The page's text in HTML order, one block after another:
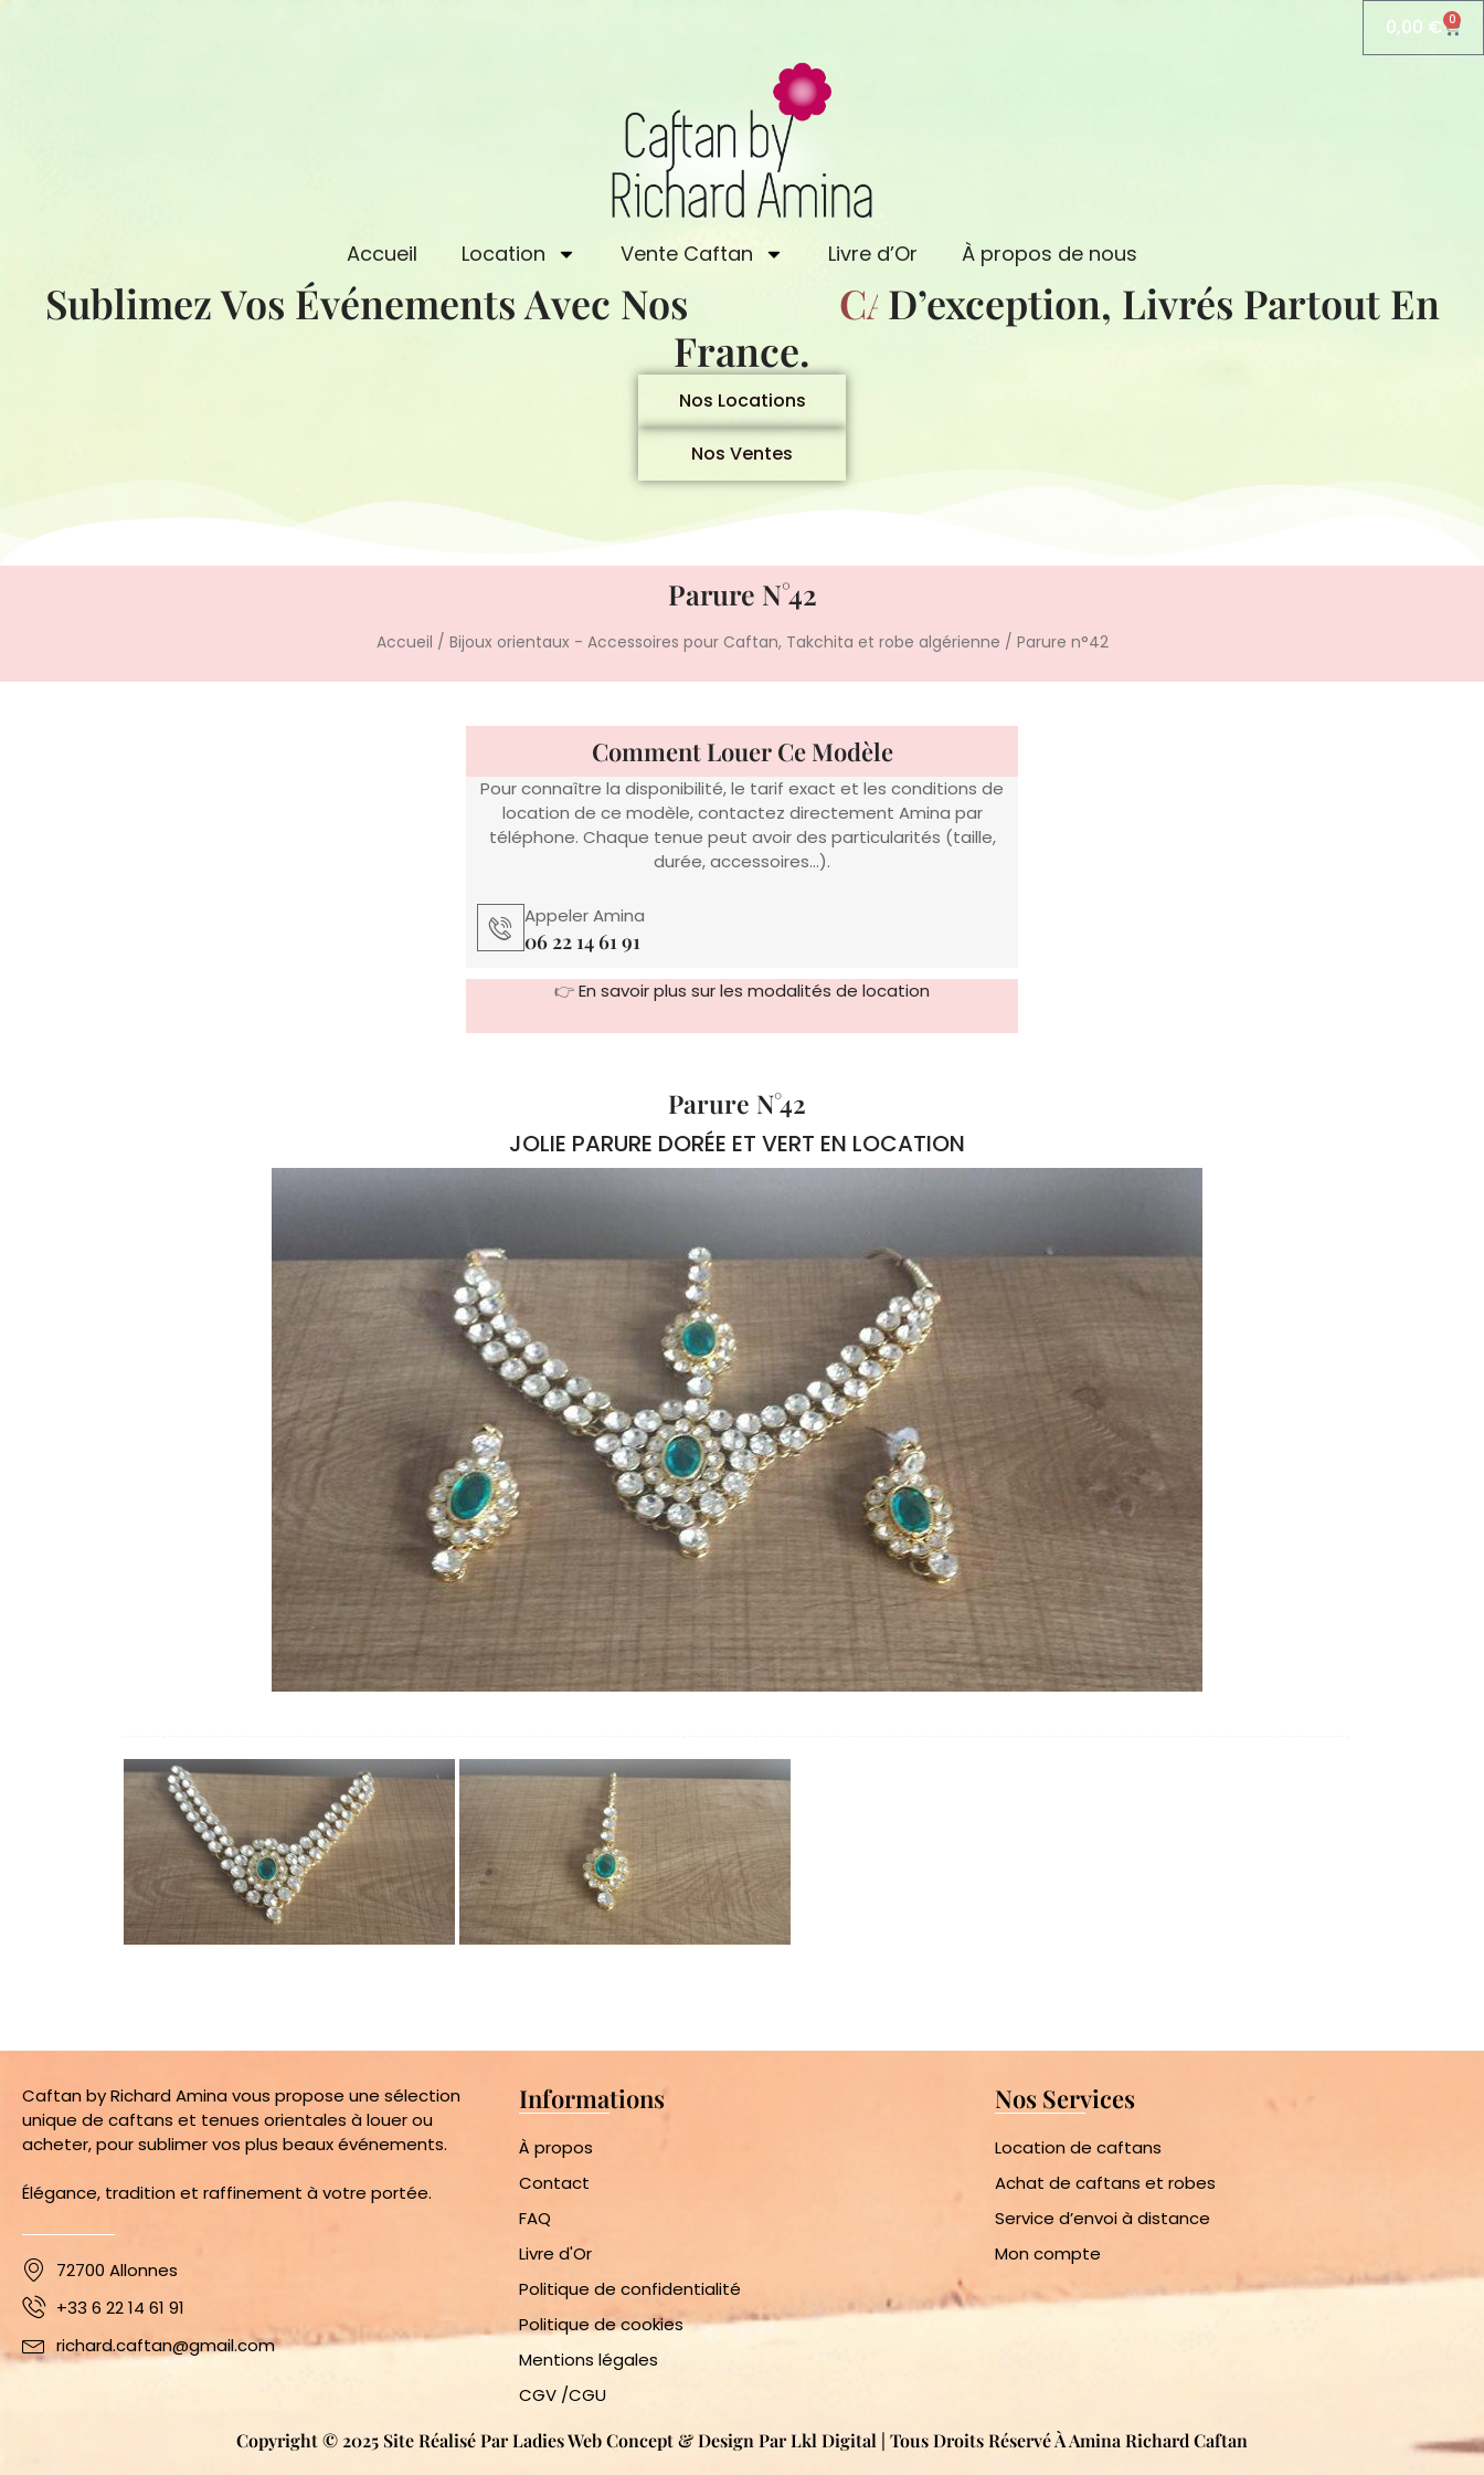
0,00 € 0
Accueil Location Vente Caftan Livre d’Or À propos de nous
Sublimez Vos Événements Avec Nos CAFTANS
D’exception, Livrés Partout En
France.
Nos Locations
Nos Ventes
Parure N°42
Accueil / Bijoux orientaux - Accessoires pour Caftan, Takchita et robe algérienne / Parure n°42
Comment Louer Ce Modèle
Pour connaître la disponibilité, le tarif exact et les conditions de
location de ce modèle, contactez directement Amina par
téléphone. Chaque tenue peut avoir des particularités (taille,
durée, accessoires…).
Appeler Amina
06 22 14 61 91
👉En savoir plus sur les modalités de location
Parure N°42
JOLIE PARURE DORÉE ET VERT EN LOCATION
Caftan by Richard Amina vous propose une sélection
unique de caftans et tenues orientales à louer ou
acheter, pour sublimer vos plus beaux événements.
Élégance, tradition et raffinement à votre portée.
72700 Allonnes
+33 6 22 14 61 91
richard.caftan@gmail.com
Informations
À propos
Contact
FAQ
Livre d'Or
Politique de confidentialité
Politique de cookies
Mentions légales
CGV /CGU
Nos Services
Location de caftans
Achat de caftans et robes
Service d’envoi à distance
Mon compte
Copyright © 2025 Site Réalisé Par Ladies Web Concept & Design Par Lkl Digital | Tous Droits Réservé À Amina Richard Caftan